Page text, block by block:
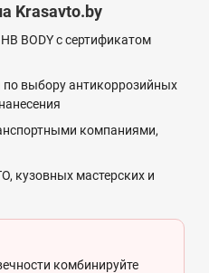
Krasavto.by
BODY с сертификатом
по выбору антикоррозийных
компаниями,
кузовных мастерских и
комбинируйте